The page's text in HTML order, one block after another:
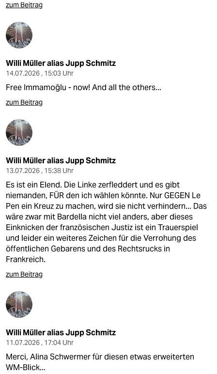
zum Beitrag
Willi Müller alias Jupp Schmitz
14.07.2026 , 15:03 Uhr
Free Immamoğlu - now! And all the others...
zum Beitrag
Willi Müller alias Jupp Schmitz
13.07.2026 , 15:38 Uhr
Es ist ein Elend. Die Linke zerfleddert und es gibt
niemanden, FÜR den ich wählen könnte. Nur GEGEN Le
Pen ein Kreuz zu machen, wird sie nicht verhindern... Das
wäre zwar mit Bardella nicht viel anders, aber dieses
Einknicken der französischen Justiz ist ein Trauerspiel
und leider ein weiteres Zeichen für die Verrohung des
öffentlichen Gebarens und des Rechtsrucks in
Frankreich.
zum Beitrag
Willi Müller alias Jupp Schmitz
11.07.2026 , 17:04 Uhr
Merci, Alina Schwermer für diesen etwas erweiterten
WM-Blick...